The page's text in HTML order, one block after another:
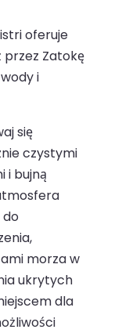
oferuje
przez Zatokę
i
się
czystymi
i bujną
morza w
ukrytych
dla